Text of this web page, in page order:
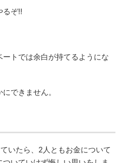
るぞ‼
トでは余白が持てるようにな
できません。
いたら、2人ともお金について